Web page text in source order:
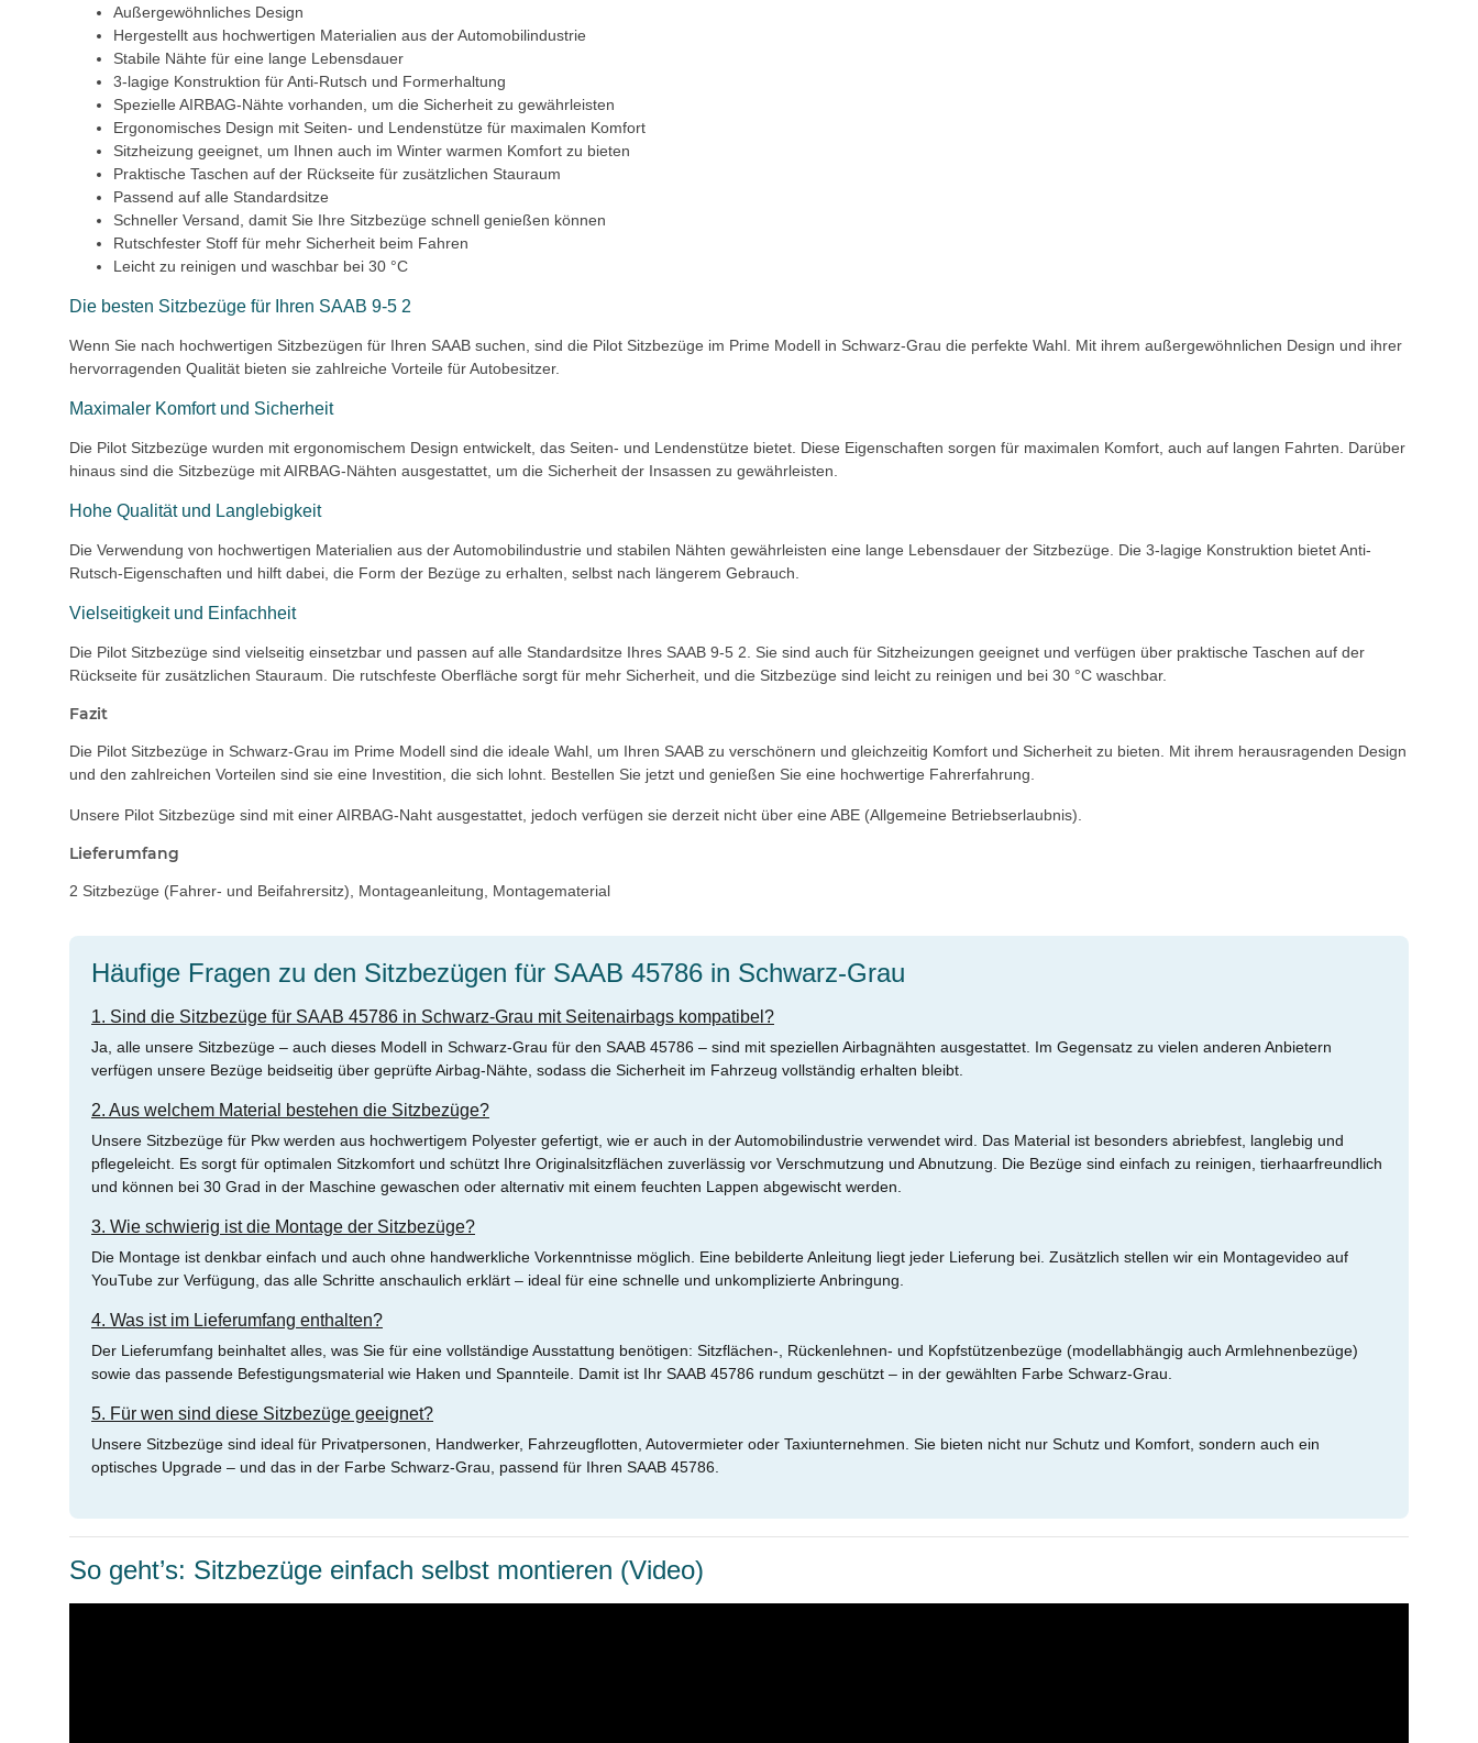
Außergewöhnliches Design
Hergestellt aus hochwertigen Materialien aus der Automobilindustrie
Stabile Nähte für eine lange Lebensdauer
3-lagige Konstruktion für Anti-Rutsch und Formerhaltung
Spezielle AIRBAG-Nähte vorhanden, um die Sicherheit zu gewährleisten
Ergonomisches Design mit Seiten- und Lendenstütze für maximalen Komfort
Sitzheizung geeignet, um Ihnen auch im Winter warmen Komfort zu bieten
Praktische Taschen auf der Rückseite für zusätzlichen Stauraum
Passend auf alle Standardsitze
Schneller Versand, damit Sie Ihre Sitzbezüge schnell genießen können
Rutschfester Stoff für mehr Sicherheit beim Fahren
Leicht zu reinigen und waschbar bei 30 °C
Die besten Sitzbezüge für Ihren SAAB 9-5 2
Wenn Sie nach hochwertigen Sitzbezügen für Ihren SAAB suchen, sind die Pilot Sitzbezüge im Prime Modell in Schwarz-Grau die perfekte Wahl. Mit ihrem außergewöhnlichen Design und ihrer
hervorragenden Qualität bieten sie zahlreiche Vorteile für Autobesitzer.
Maximaler Komfort und Sicherheit
Die Pilot Sitzbezüge wurden mit ergonomischem Design entwickelt, das Seiten- und Lendenstütze bietet. Diese Eigenschaften sorgen für maximalen Komfort, auch auf langen Fahrten. Darüber
hinaus sind die Sitzbezüge mit AIRBAG-Nähten ausgestattet, um die Sicherheit der Insassen zu gewährleisten.
Hohe Qualität und Langlebigkeit
Die Verwendung von hochwertigen Materialien aus der Automobilindustrie und stabilen Nähten gewährleisten eine lange Lebensdauer der Sitzbezüge. Die 3-lagige Konstruktion bietet Anti-
Rutsch-Eigenschaften und hilft dabei, die Form der Bezüge zu erhalten, selbst nach längerem Gebrauch.
Vielseitigkeit und Einfachheit
Die Pilot Sitzbezüge sind vielseitig einsetzbar und passen auf alle Standardsitze Ihres SAAB 9-5 2. Sie sind auch für Sitzheizungen geeignet und verfügen über praktische Taschen auf der
Rückseite für zusätzlichen Stauraum. Die rutschfeste Oberfläche sorgt für mehr Sicherheit, und die Sitzbezüge sind leicht zu reinigen und bei 30 °C waschbar.
Fazit
Die Pilot Sitzbezüge in Schwarz-Grau im Prime Modell sind die ideale Wahl, um Ihren SAAB zu verschönern und gleichzeitig Komfort und Sicherheit zu bieten. Mit ihrem herausragenden Design
und den zahlreichen Vorteilen sind sie eine Investition, die sich lohnt. Bestellen Sie jetzt und genießen Sie eine hochwertige Fahrerfahrung.
Unsere Pilot Sitzbezüge sind mit einer AIRBAG-Naht ausgestattet, jedoch verfügen sie derzeit nicht über eine ABE (Allgemeine Betriebserlaubnis).
Lieferumfang
2 Sitzbezüge (Fahrer- und Beifahrersitz), Montageanleitung, Montagematerial
Häufige Fragen zu den Sitzbezügen für SAAB 45786 in Schwarz-Grau
1. Sind die Sitzbezüge für SAAB 45786 in Schwarz-Grau mit Seitenairbags kompatibel?
Ja, alle unsere Sitzbezüge – auch dieses Modell in Schwarz-Grau für den SAAB 45786 – sind mit speziellen Airbagnähten ausgestattet. Im Gegensatz zu vielen anderen Anbietern
verfügen unsere Bezüge beidseitig über geprüfte Airbag-Nähte, sodass die Sicherheit im Fahrzeug vollständig erhalten bleibt.
2. Aus welchem Material bestehen die Sitzbezüge?
Unsere Sitzbezüge für Pkw werden aus hochwertigem Polyester gefertigt, wie er auch in der Automobilindustrie verwendet wird. Das Material ist besonders abriebfest, langlebig und
pflegeleicht. Es sorgt für optimalen Sitzkomfort und schützt Ihre Originalsitzflächen zuverlässig vor Verschmutzung und Abnutzung. Die Bezüge sind einfach zu reinigen, tierhaarfreundlich
und können bei 30 Grad in der Maschine gewaschen oder alternativ mit einem feuchten Lappen abgewischt werden.
3. Wie schwierig ist die Montage der Sitzbezüge?
Die Montage ist denkbar einfach und auch ohne handwerkliche Vorkenntnisse möglich. Eine bebilderte Anleitung liegt jeder Lieferung bei. Zusätzlich stellen wir ein Montagevideo auf
YouTube zur Verfügung, das alle Schritte anschaulich erklärt – ideal für eine schnelle und unkomplizierte Anbringung.
4. Was ist im Lieferumfang enthalten?
Der Lieferumfang beinhaltet alles, was Sie für eine vollständige Ausstattung benötigen: Sitzflächen-, Rückenlehnen- und Kopfstützenbezüge (modellabhängig auch Armlehnenbezüge)
sowie das passende Befestigungsmaterial wie Haken und Spannteile. Damit ist Ihr SAAB 45786 rundum geschützt – in der gewählten Farbe Schwarz-Grau.
5. Für wen sind diese Sitzbezüge geeignet?
Unsere Sitzbezüge sind ideal für Privatpersonen, Handwerker, Fahrzeugflotten, Autovermieter oder Taxiunternehmen. Sie bieten nicht nur Schutz und Komfort, sondern auch ein
optisches Upgrade – und das in der Farbe Schwarz-Grau, passend für Ihren SAAB 45786.
So geht’s: Sitzbezüge einfach selbst montieren (Video)